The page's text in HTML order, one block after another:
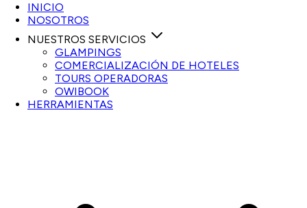
INICIO
NOSOTROS
NUESTROS SERVICIOS
GLAMPINGS
COMERCIALIZACIÓN DE HOTELES
TOURS OPERADORAS
OWIBOOK
HERRAMIENTAS